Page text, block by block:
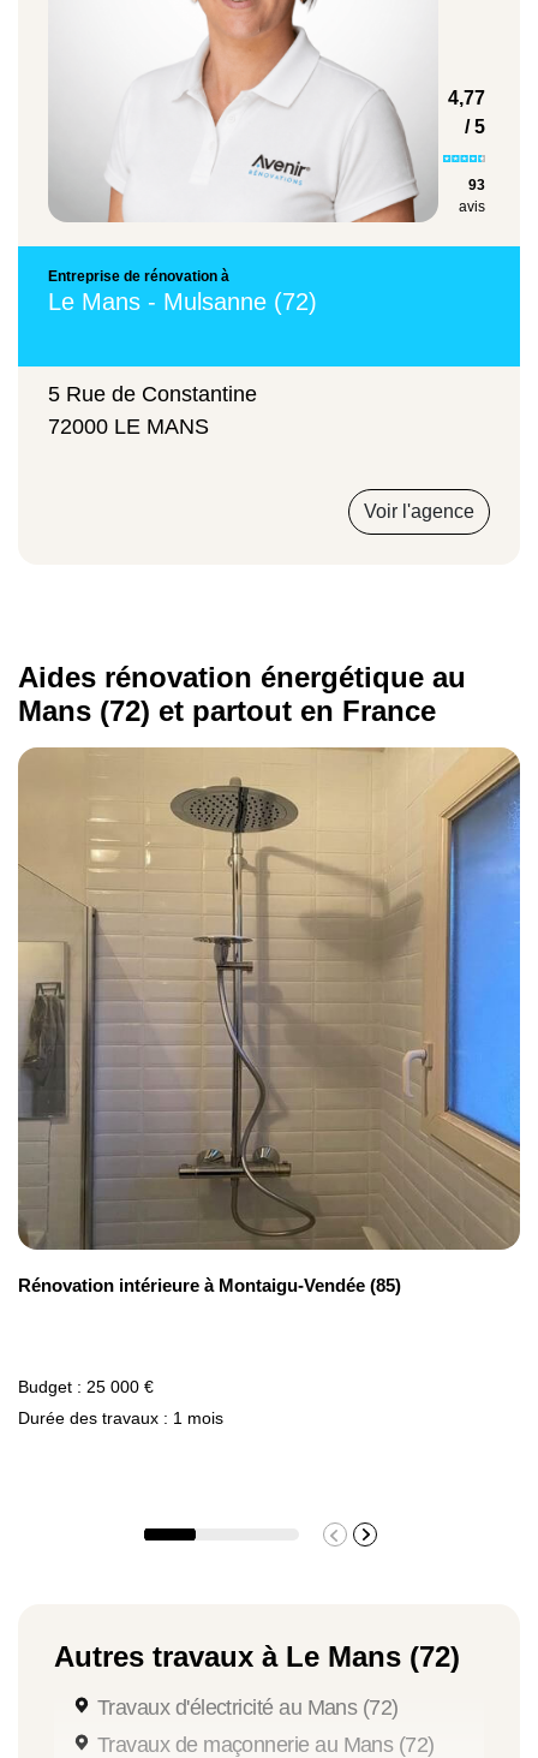
Coup de pouce chauffage
Chauffage et eau chaude sanitaire
Entre 800 et 900 € pour les revenus
Quelles sont les aides
disponibles pour vos travaux
de rénovation énergétique au
Parmi les dispositifs prévus pour améliorer
efficacité énergétique de votre construction
au Mans, on peut citer entre autres :
les aides de l'Anah (Agence nationale de
l'amélioration de l'habitat)
MaPrimeRénov',
l'Eco-prêt à taux zéro (Eco-PTZ),
le chèque énergie,
les prêts proposés par Action Logement,
la TVA à taux réduit,
les aides spécifiques de Le Mans
Métropole, etc.
Notre équipe de professionnels reste
déterminer les dispositifs qui répondent au
Notre entreprise est ainsi à vos côtés pour
vous faciliter leur accès.
4,77
/ 5
93
avis
Entreprise de rénovation à
Le Mans - Mulsanne (72)
5 Rue de Constantine
72000 LE MANS
Voir l'agence
Aides rénovation énergétique au
Mans (72) et partout en France
Rénovation intérieure à Montaigu-Vendée (85)
Budget : 25 000 €
Durée des travaux : 1 mois
Autres travaux à Le Mans (72)
Travaux d'électricité au Mans (72)
Travaux de maçonnerie au Mans (72)